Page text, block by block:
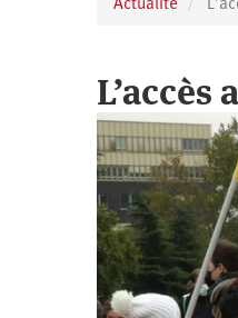
Actualité
Entreprises
Entreprises
Automobile
Aéronautique
Commerce
Oppressions
Oppressions
Antiracisme
Féminisme
Économie
Écologie
Éducation
Actualité